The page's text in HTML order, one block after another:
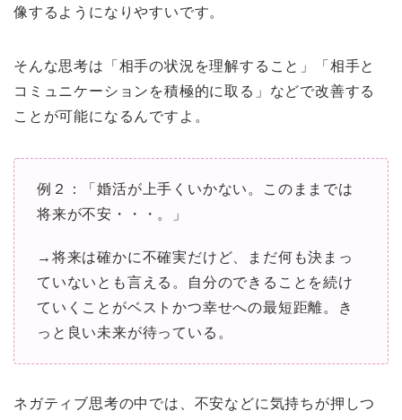
像するようになりやすいです。
そんな思考は「相手の状況を理解すること」「相手と
コミュニケーションを積極的に取る」などで改善する
ことが可能になるんですよ。
例２：「婚活が上手くいかない。このままでは
将来が不安・・・。」
→将来は確かに不確実だけど、まだ何も決まっ
ていないとも言える。自分のできることを続け
ていくことがベストかつ幸せへの最短距離。き
っと良い未来が待っている。
ネガティブ思考の中では、不安などに気持ちが押しつ